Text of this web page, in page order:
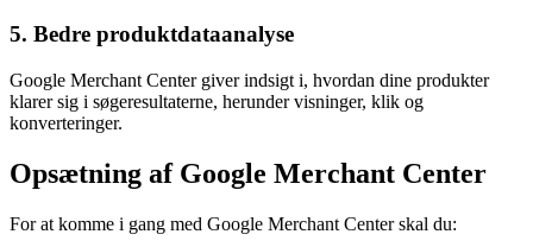
5. Bedre produktdataanalyse
Google Merchant Center giver indsigt i, hvordan dine produkter
klarer sig i søgeresultaterne, herunder visninger, klik og
konverteringer.
Opsætning af Google Merchant Center
For at komme i gang med Google Merchant Center skal du: